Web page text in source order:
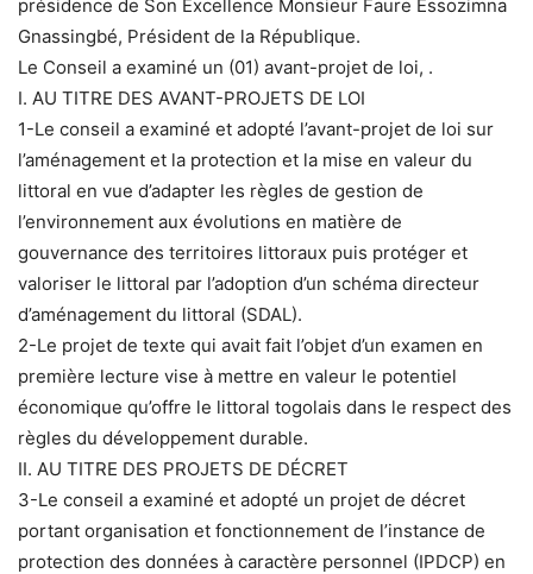
présidence de Son Excellence Monsieur Faure Essozimna
Gnassingbé, Président de la République.
Le Conseil a examiné un (01) avant-projet de loi, .
I. AU TITRE DES AVANT-PROJETS DE LOI
1-Le conseil a examiné et adopté l’avant-projet de loi sur
l’aménagement et la protection et la mise en valeur du
littoral en vue d’adapter les règles de gestion de
l’environnement aux évolutions en matière de
gouvernance des territoires littoraux puis protéger et
valoriser le littoral par l’adoption d’un schéma directeur
d’aménagement du littoral (SDAL).
2-Le projet de texte qui avait fait l’objet d’un examen en
première lecture vise à mettre en valeur le potentiel
économique qu’offre le littoral togolais dans le respect des
règles du développement durable.
II. AU TITRE DES PROJETS DE DÉCRET
3-Le conseil a examiné et adopté un projet de décret
portant organisation et fonctionnement de l’instance de
protection des données à caractère personnel (IPDCP) en